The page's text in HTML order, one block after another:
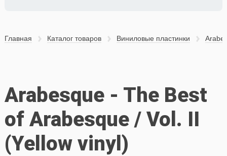
Главная Каталог товаров Виниловые пластинки
Arabesque - The Best
of Arabesque / Vol. II
(Yellow vinyl)